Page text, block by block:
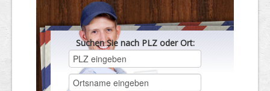
Suchen Sie nach PLZ oder Ort: